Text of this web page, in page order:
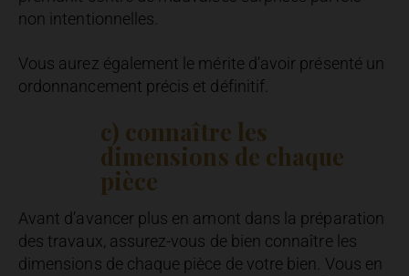
non intentionnelles.
Vous aurez également le mérite d’avoir présenté un
ordonnancement précis et définitif.
c) connaître les
dimensions de chaque
pièce
Avant d’avancer plus en amont dans la préparation
des travaux, assurez-vous de bien connaître les
dimensions de chaque pièce de votre bien. Vous en